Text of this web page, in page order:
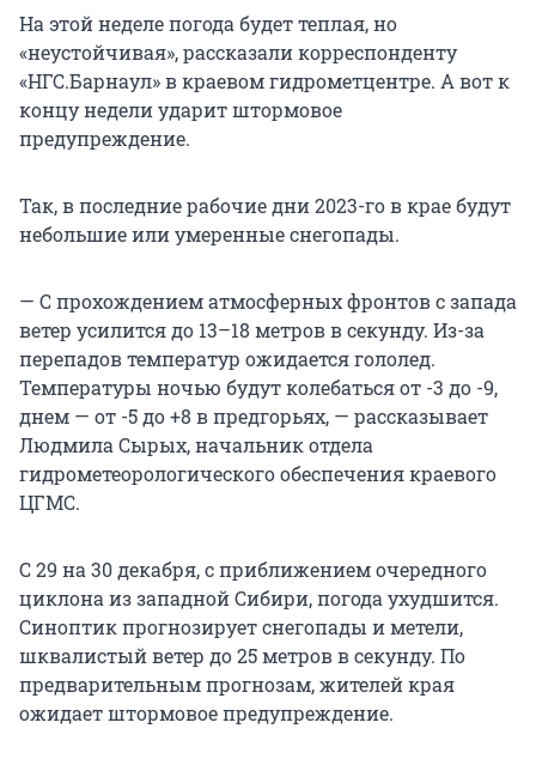
На этой неделе погода будет теплая, но
«неустойчивая», рассказали корреспонденту
«НГС.Барнаул» в краевом гидрометцентре. А вот к
концу недели ударит штормовое
предупреждение.
Так, в последние рабочие дни 2023-го в крае будут
небольшие или умеренные снегопады.
— С прохождением атмосферных фронтов с запада
ветер усилится до 13–18 метров в секунду. Из-за
перепадов температур ожидается гололед.
Температуры ночью будут колебаться от -3 до -9,
днем — от -5 до +8 в предгорьях, — рассказывает
Людмила Сырых, начальник отдела
гидрометеорологического обеспечения краевого
ЦГМС.
С 29 на 30 декабря, с приближением очередного
циклона из западной Сибири, погода ухудшится.
Синоптик прогнозирует снегопады и метели,
шквалистый ветер до 25 метров в секунду. По
предварительным прогнозам, жителей края
ожидает штормовое предупреждение.